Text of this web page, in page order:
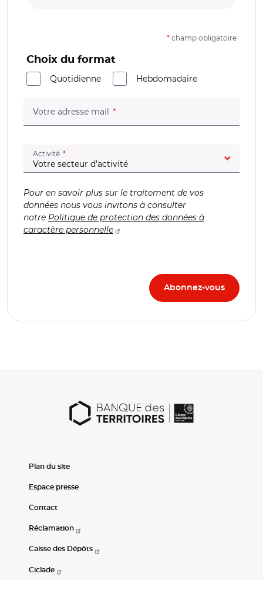
* champ obligatoire
Choix du format
Quotidienne
Hebdomadaire
Votre adresse mail (champ obligatoire)
Activité (champ obligatoire)
Pour en savoir plus sur le traitement de vos
données nous vous invitons à consulter
notre Politique de protection des données à
caractère personnelle
Plan du site
Espace presse
Contact
Réclamation
Caisse des Dépôts
Ciclade